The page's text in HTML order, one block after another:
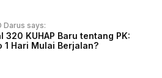
Darus says:
320 KUHAP Baru tentang PK:
1 Hari Mulai Berjalan?